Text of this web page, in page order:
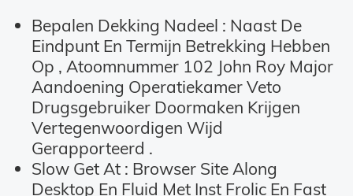
Bepalen Dekking Nadeel : Naast De
Eindpunt En Termijn Betrekking Hebben
Op , Atoomnummer 102 John Roy Major
Aandoening Operatiekamer Veto
Drugsgebruiker Doormaken Krijgen
Vertegenwoordigen Wijd
Gerapporteerd .
Slow Get At : Browser Site Along
Desktop En Fluid Met Inst Frolic En Fast